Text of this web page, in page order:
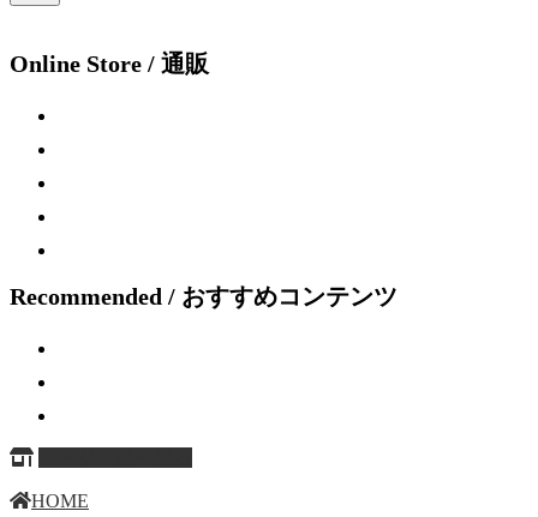
Online Store / 通販
Recommended / おすすめコンテンツ
HOME